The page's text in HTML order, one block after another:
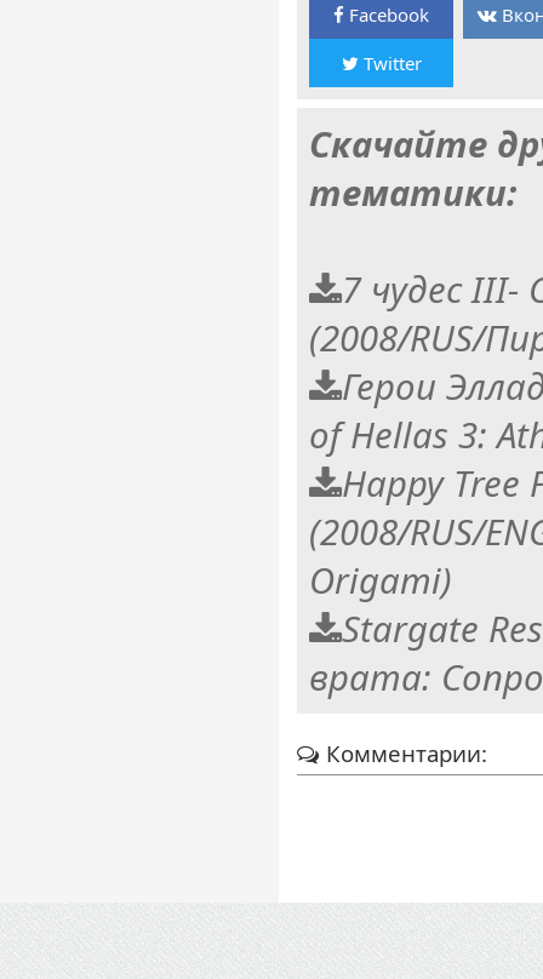
Facebook
Twitter
Скачайте
тематики:
7 чудес III-
(2008/RUS/
Герои
of Hellas 3:
Happy Tree
(2008/RUS/
Origami)
Stargate
врата:
Комментарии: